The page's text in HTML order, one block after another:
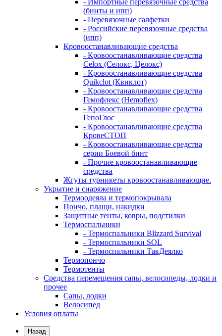
- Импортные перевязочные средства
(бинты и ипп)
- Перевязочные салфетки
- Российские перевязочные средства
(ипп)
Кровоостанавливающие средства
- Кровоостанавливающие средства
Celox (Селокс, Целокс)
- Кровоостанавливающие средства
Quikclot (Квиклот)
- Кровоостанавливающие средства
Гемофлекс (Hemoflex)
- Кровоостанавливающие средства
ГепоГлос
- Кровоостанавливающие средства
КровеСТОП
- Кровоостанавливающие средства
серии Боевой бинт
- Прочие кровоостанавливающие
средства
Жгуты турникеты кровоостанавливающие.
Укрытие и снаряжение
Термоодеяла и термопокрывала
Пончо, плащи, накидки
Защитные тенты, ковры, подстилки
Термоспальники
- Термоспальники Blizzard Survival
- Термоспальники SOL
- Термоспальники ТакДеялко
Термопончо
Термотенты
Средства перемещения сапы, велосипеды, лодки и
прочее
Сапы, лодки
Велосипед
Условия оплаты
Назад